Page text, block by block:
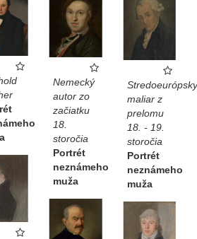
Nemecký
autor zo
začiatku
18.
storočia
Portrét
neznámeho
muža
Stredoeurópsky
maliar z
prelomu
18. - 19.
storočia
Portrét
neznámeho
muža